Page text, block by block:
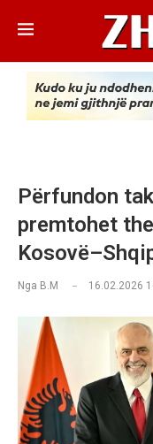
Përfundon
premtohet
Nga B.M 16.02.2026